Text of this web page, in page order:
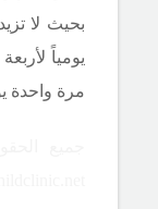
بحيث لا تزيد
مرة واحدة